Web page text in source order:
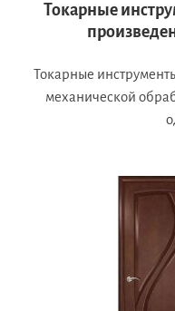
Токарные
Токарные
механической